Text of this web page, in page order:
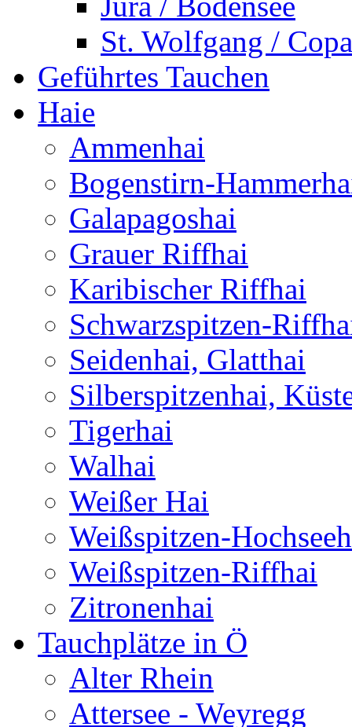
St. Wolfgang /
Geführtes Tauchen
Haie
Ammenhai
Bogenstirn-
Galapagoshai
Grauer Riffhai
Karibischer Riffhai
Schwarzspitzen-
Seidenhai, Glatthai
Silberspitzenhai,
Tigerhai
Walhai
Weißer Hai
Weißspitzen-
Weißspitzen-Riffhai
Zitronenhai
Tauchplätze in Ö
Alter Rhein
Attersee - Weyregg